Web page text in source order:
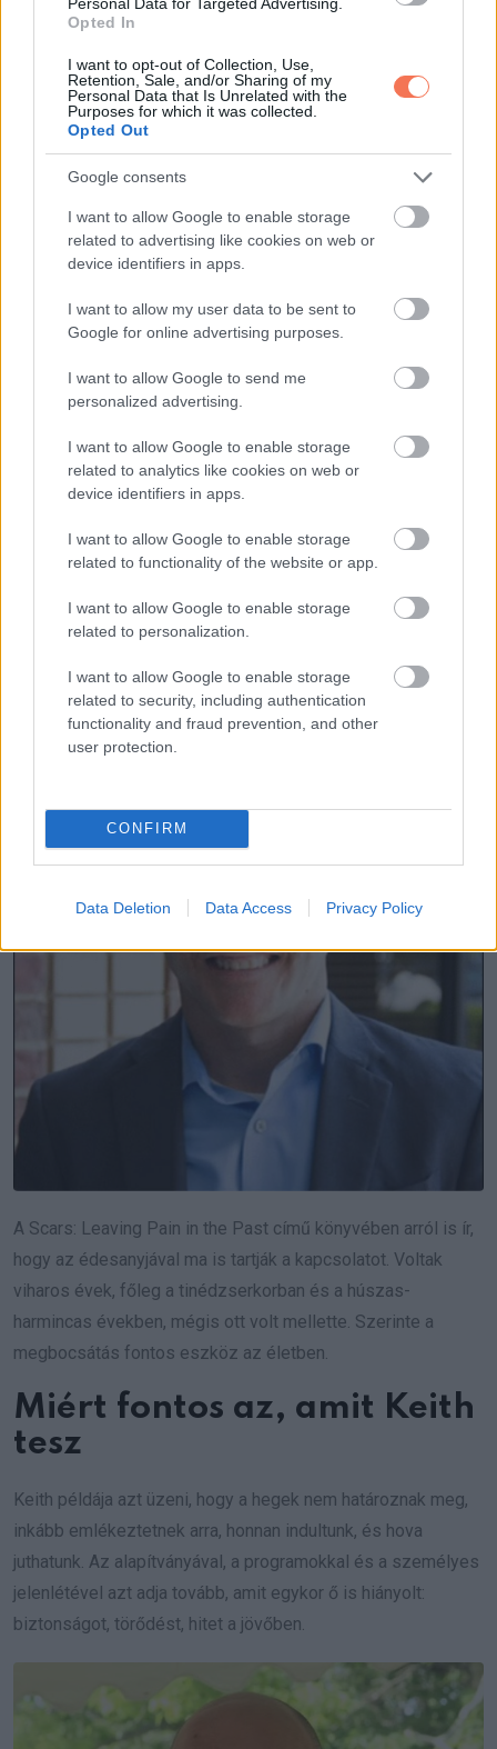
Opted In
I want to opt-out of Collection, Use,
Retention, Sale, and/or Sharing of my
Personal Data that Is Unrelated with the
Purposes for which it was collected.
Opted Out
Google consents
I want to allow Google to enable storage
related to advertising like cookies on web or
device identifiers in apps.
I want to allow my user data to be sent to
Google for online advertising purposes.
I want to allow Google to send me
personalized advertising.
I want to allow Google to enable storage
related to analytics like cookies on web or
device identifiers in apps.
I want to allow Google to enable storage
related to functionality of the website or app.
I want to allow Google to enable storage
related to personalization.
I want to allow Google to enable storage
related to security, including authentication
functionality and fraud prevention, and other
user protection.
CONFIRM
Data Deletion Data Access Privacy Policy
Ma kiáll másokért
A kisgyermekből, aki az életéért küzdött, olyan felnőtt lett,
aki másoknak ad erőt. Előadásokon, mentorálással és az
alapítvány munkáján keresztül mutatja meg, hogy a fájdalom
átfordítható céllá és segítséggé.
józanságát nem csak magáért tartja. Azokért is, akiknek még
kötelessége másoknak is utat mutatni, és lerövidíteni az ő
küzdelmüket.
A megbocsátás ereje
Évekkel később megtudta, melyik városban él az egykori
támadó. Nem kereste meg, és úgy érzi, ma már nem a harag
megbocsátást. Nem jelenti a tett felmentését, nem jelenti a
továbblépésnek.
A Scars: Leaving Pain in the Past című könyvében arról is ír,
hogy az édesanyjával ma is tartják a kapcsolatot. Voltak
viharos évek, főleg a tinédzserkorban és a húszas-
harmincas években, mégis ott volt mellette. Szerinte a
megbocsátás fontos eszköz az életben.
Miért fontos az, amit Keith
tesz
Keith példája azt üzeni, hogy a hegek nem határoznak meg,
inkább emlékeztetnek arra, honnan indultunk, és hova
juthatunk. Az alapítványával, a programokkal és a személyes
jelenlétével azt adja tovább, amit egykor ő is hiányolt:
biztonságot, törődést, hitet a jövőben.